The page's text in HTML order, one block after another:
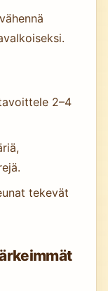
2–4
tekevät